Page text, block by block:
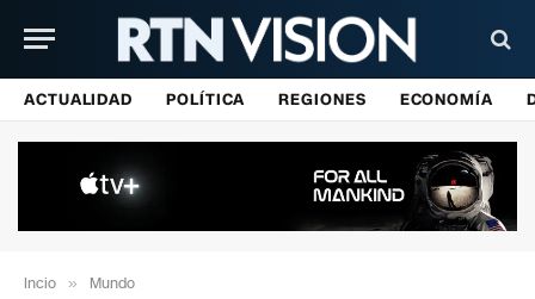
ACTUALIDAD POLÍTICA REGIONES ECONOMÍA
Incio » Mundo